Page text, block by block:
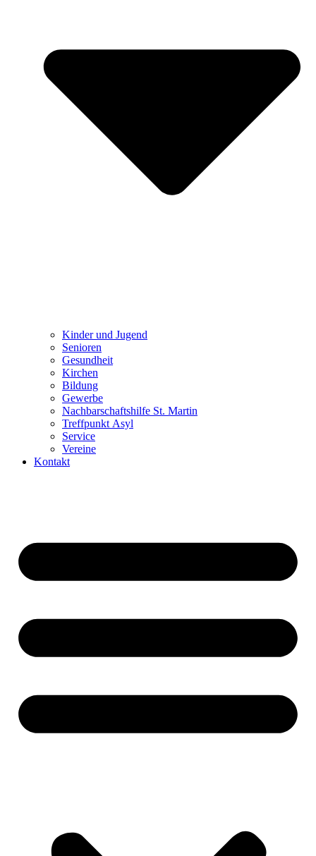
Kinder und Jugend
Senioren
Gesundheit
Kirchen
Bildung
Gewerbe
Nachbarschaftshilfe St. Martin
Treffpunkt Asyl
Service
Vereine
Kontakt